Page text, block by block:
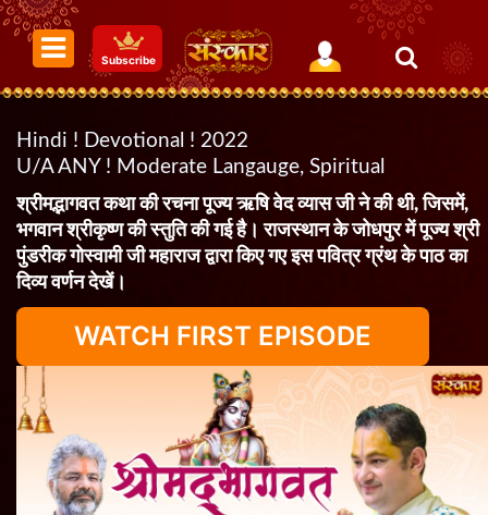
Subscribe
Hindi ! Devotional ! 2022
U/A ANY ! Moderate Langauge, Spiritual
श्रीमद्भागवत कथा की रचना पूज्य ऋषि वेद व्यास जी ने की थी, जिसमें,
भगवान श्रीकृष्ण की स्तुति की गई है। राजस्थान के जोधपुर में पूज्य श्री
पुंडरीक गोस्वामी जी महाराज द्वारा किए गए इस पवित्र ग्रंथ के पाठ का
दिव्य वर्णन देखें।
WATCH FIRST EPISODE